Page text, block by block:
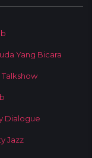
Yang Bicara
Dialogue
Jazz